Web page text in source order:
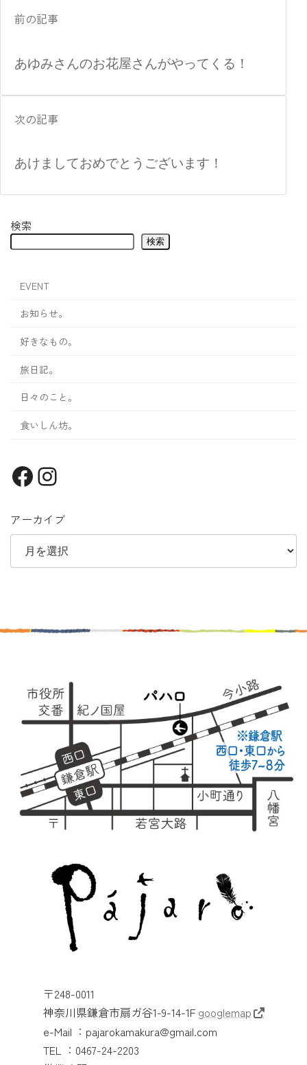
前の記事
あゆみさんのお花屋さんがやってくる！
次の記事
あけましておめでとうございます！
検索
検索
EVENT
お知らせ。
好きなもの。
旅日記。
日々のこと。
食いしん坊。
Facebook
Instagram
アーカイブ
〒248-0011
神奈川県鎌倉市扇ガ谷1-9-14-1F googlemap
e-Mail ：pajarokamakura@gmail.com
TEL ：0467-24-2203